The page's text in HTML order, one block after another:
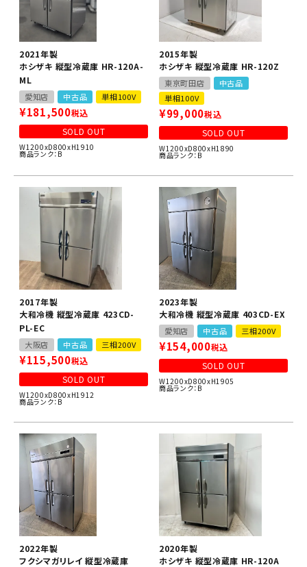
2021年製
ホシザキ 縦型冷蔵庫 HR-120A-
ML
愛知店 中古品 単相100V
¥181,500税込
SOLD OUT
W1200xD800xH1910
商品ランク：B
2015年製
ホシザキ 縦型冷蔵庫 HR-120Z
東京町田店
中古品
単相100V
¥99,000税込
SOLD OUT
W1200xD800xH1890
商品ランク：B
2017年製
大和冷機 縦型冷蔵庫 423CD-
PL-EC
大阪店 中古品 三相200V
¥115,500税込
SOLD OUT
W1200xD800xH1912
商品ランク：B
2023年製
大和冷機 縦型冷蔵庫 403CD-EX
愛知店 中古品 三相200V
¥154,000税込
SOLD OUT
W1200xD800xH1905
商品ランク：B
2022年製
フクシマガリレイ 縦型冷蔵庫
2020年製
ホシザキ 縦型冷蔵庫 HR-120A